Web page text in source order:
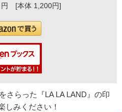
円 [本体 1,200円]
さらった『LA LA LAND』の印
しみください！